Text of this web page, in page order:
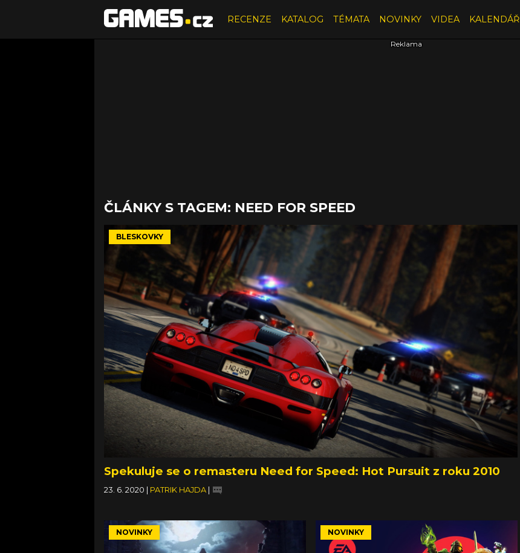
RECENZE KATALOG TÉMATA NOVINKY VIDEA KALENDÁŘ
ČLÁNKY S TAGEM: NEED FOR SPEED
BLESKOVKY
Spekuluje se o remasteru Need for Speed: Hot Pursuit z roku 2010
23. 6. 2020 PATRIK HAJDA
NOVINKY NOVINKY